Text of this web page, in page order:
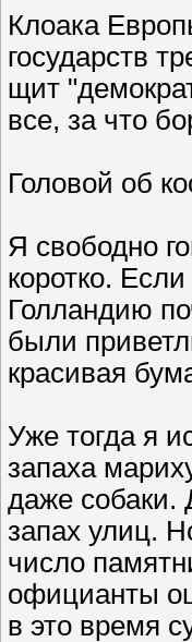
Клоака
государств
щит
все, за что
Головой об
Я свободно
коротко.
Голландию
были
красивая
Уже тогда я
запаха
даже собаки.
запах улиц.
число
официанты
в это время